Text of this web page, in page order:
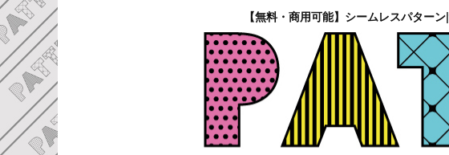
【無料・商用可能】シームレスパター